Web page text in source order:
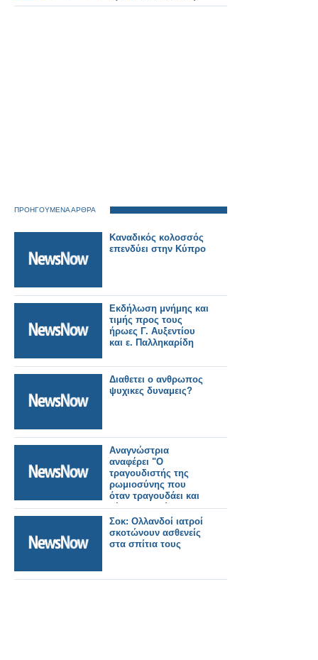
βίντεο του Πρωινού
ΠΡΟΗΓΟΥΜΕΝΑ ΑΡΘΡΑ
Καναδικός κολοσσός
επενδύει στην Κύπρο
Εκδήλωση μνήμης και
τιμής προς τους
ήρωες Γ. Αυξεντίου
και ε. Παλληκαρίδη
Διαθετει ο ανθρωπος
ψυχικες δυναμεις?
Αναγνώστρια
αναφέρει "Ο
τραγουδιστής της
ρωμιοσύνης που
όταν τραγουδάει και
λέει του λαού τα
ντέρτια, κλαίει..."
Σοκ: Ολλανδοί ιατροί
σκοτώνουν ασθενείς
στα σπίτια τους